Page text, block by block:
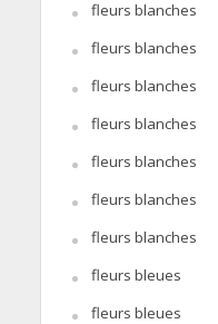
fleurs blanches
fleurs blanches
fleurs blanches
fleurs blanches
fleurs blanches
fleurs blanches
fleurs blanches
fleurs bleues
fleurs bleues